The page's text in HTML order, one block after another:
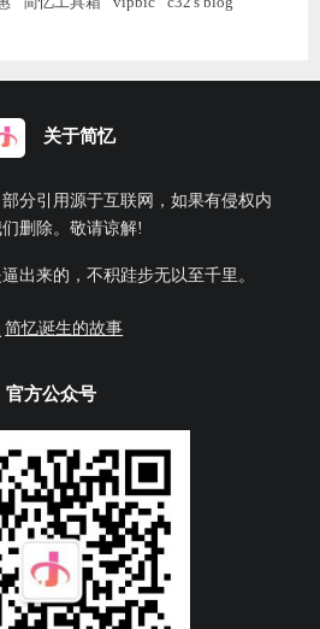
关于简忆
分引用源于互联网，如果有侵权内
删除。敬请谅解!
出来的，不积跬步无以至千里。
简忆诞生的故事
官方公众号